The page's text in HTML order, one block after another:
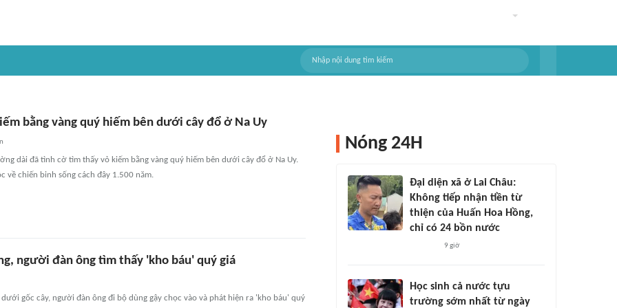
bằng vàng quý hiếm bên dưới cây đổ ở Na Uy
dài đã tình cờ tìm thấy vỏ kiếm bằng vàng quý hiếm bên dưới cây đổ ở Na Uy.
về chiến binh sống cách đây 1.500 năm.
người đàn ông tìm thấy 'kho báu' quý giá
gốc cây, người đàn ông đi bộ dùng gậy chọc vào và phát hiện ra 'kho báu' quý
Nóng 24H
Đại diện xã ở Lai Châu:
Không tiếp nhận tiền từ
thiện của Huấn Hoa Hồng,
chỉ có 24 bồn nước
9 giờ
Học sinh cả nước tựu
trường sớm nhất từ ngày